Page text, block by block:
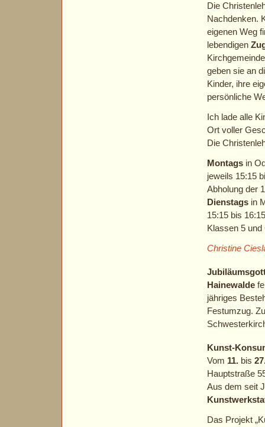
Die
Nachdenken.
eigenen Weg
lebendigen
geben sie an
Kinder, ihre
persönliche
Ich lade alle
Ort voller
Die
Montags in
jeweils 15:15
Abholung der
Dienstags in
15:15 bis
Klassen 5
Christine
Hainewalde
jähriges
Festumzug.
Kunst-
Vom 11. bis
Hauptstraße
Aus dem seit
Das Projekt